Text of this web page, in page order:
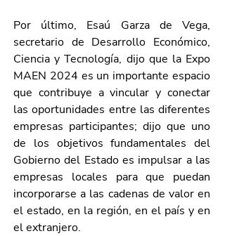
Por último, Esaú Garza de Vega,
secretario de Desarrollo Económico,
Ciencia y Tecnología, dijo que la Expo
MAEN 2024 es un importante espacio
que contribuye a vincular y conectar
las oportunidades entre las diferentes
empresas participantes; dijo que uno
de los objetivos fundamentales del
Gobierno del Estado es impulsar a las
empresas locales para que puedan
incorporarse a las cadenas de valor en
el estado, en la región, en el país y en
el extranjero.